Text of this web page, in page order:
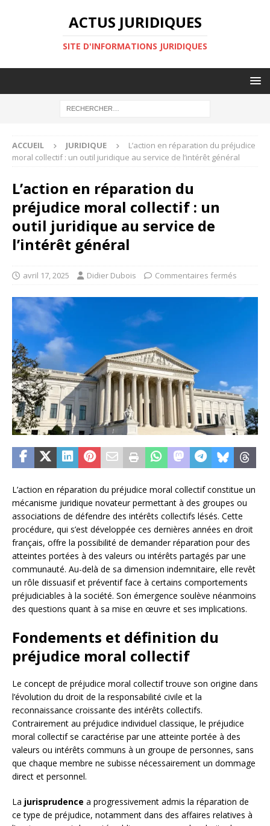
ACTUS JURIDIQUES
SITE D'INFORMATIONS JURIDIQUES
ACCUEIL JURIDIQUE
L’action en réparation du préjudice
moral collectif : un outil juridique au service de l’intérêt général
L’action en réparation du
préjudice moral collectif : un
outil juridique au service de
l’intérêt général
avril 17, 2025 Didier Dubois Commentaires fermés
L’action en réparation du préjudice moral collectif constitue un
mécanisme juridique novateur permettant à des groupes ou
associations de défendre des intérêts collectifs lésés. Cette
procédure, qui s’est développée ces dernières années en droit
français, offre la possibilité de demander réparation pour des
atteintes portées à des valeurs ou intérêts partagés par une
communauté. Au-delà de sa dimension indemnitaire, elle revêt
un rôle dissuasif et préventif face à certains comportements
préjudiciables à la société. Son émergence soulève néanmoins
des questions quant à sa mise en œuvre et ses implications.
Fondements et définition du
préjudice moral collectif
Le concept de préjudice moral collectif trouve son origine dans
l’évolution du droit de la responsabilité civile et la
reconnaissance croissante des intérêts collectifs.
Contrairement au préjudice individuel classique, le préjudice
moral collectif se caractérise par une atteinte portée à des
valeurs ou intérêts communs à un groupe de personnes, sans
que chaque membre ne subisse nécessairement un dommage
direct et personnel.
La jurisprudence a progressivement admis la réparation de
ce type de préjudice, notamment dans des affaires relatives à